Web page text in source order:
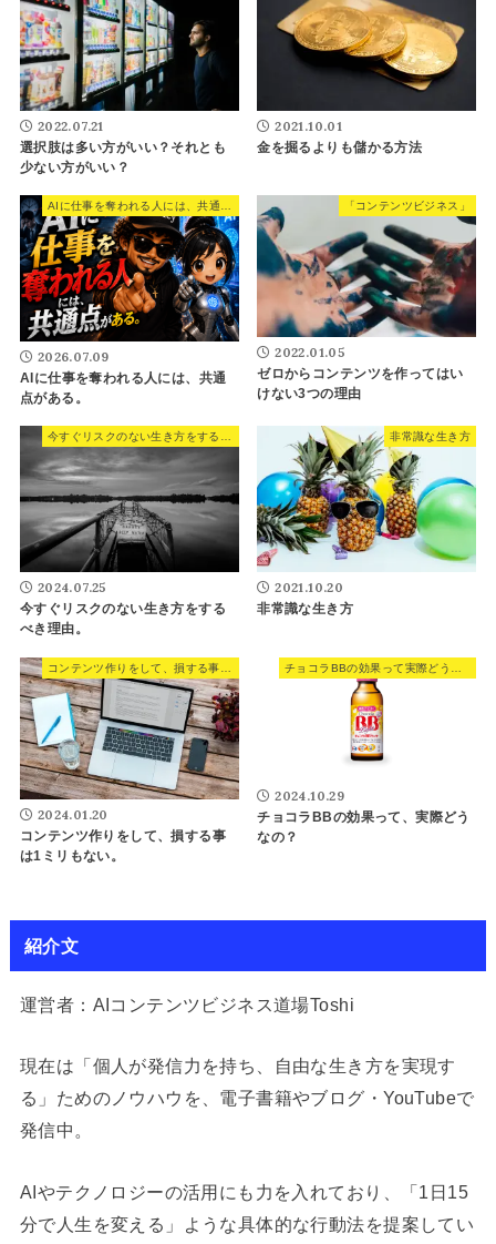
2022.07.21
選択肢は多い方がいい？それとも
少ない方がいい？
2021.10.01
金を掘るよりも儲かる方法
2026.07.09
AIに仕事を奪われる人には、共通
点がある。
「コンテンツビジネス」
2022.01.05
ゼロからコンテンツを作ってはい
けない3つの理由
今すぐリスクのない生き方をするべき理由。
2024.07.25
今すぐリスクのない生き方をする
べき理由。
非常識な生き方
2021.10.20
非常識な生き方
2024.01.20
コンテンツ作りをして、損する事
は1ミリもない。
2024.10.29
チョコラBBの効果って、実際どう
なの？
紹介文
運営者：AIコンテンツビジネス道場Toshi
現在は「個人が発信力を持ち、自由な生き方を実現す
る」ためのノウハウを、電子書籍やブログ・YouTubeで
発信中。
AIやテクノロジーの活用にも力を入れており、「1日15
分で人生を変える」ような具体的な行動法を提案してい